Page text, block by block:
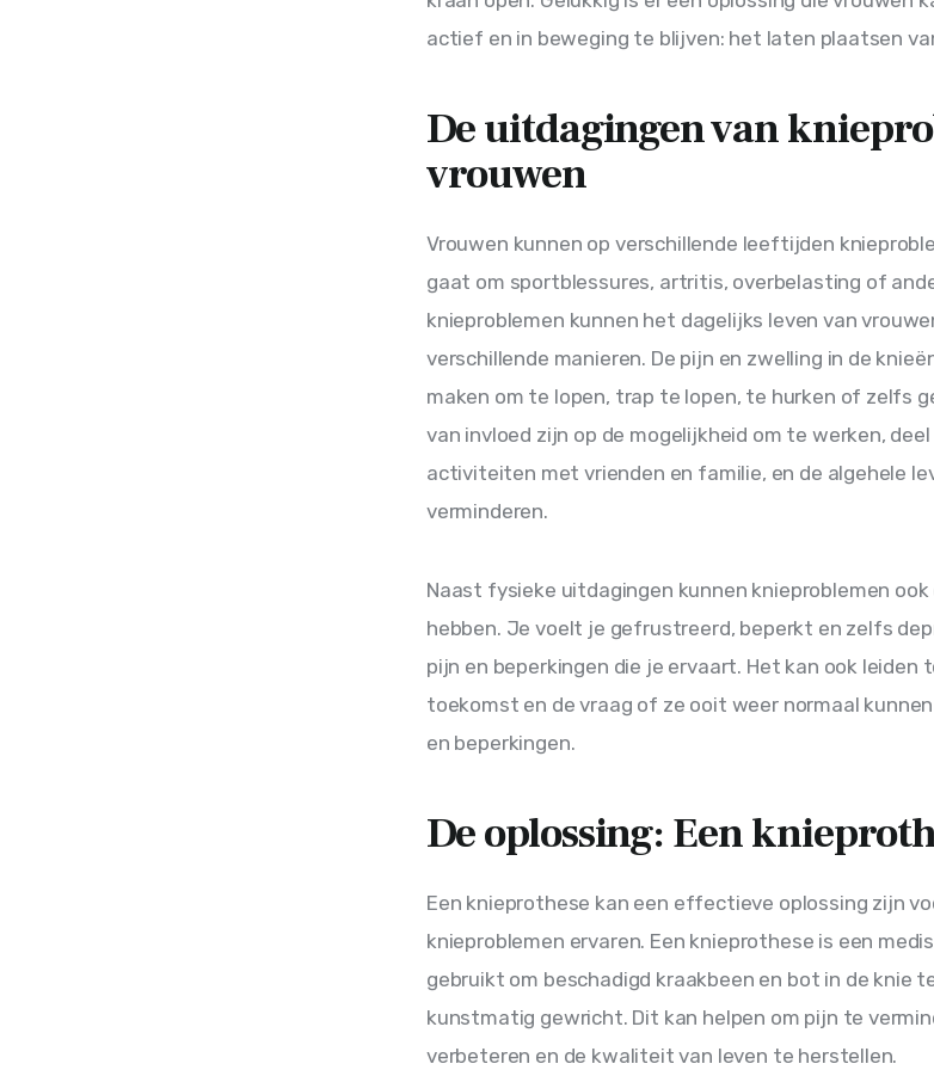
actief en in beweging te blijven: het laten plaatsen
De uitdagingen van
vrouwen
Vrouwen kunnen op verschillende leeftijden
gaat om sportblessures, artritis, overbelasting of
knieproblemen kunnen het dagelijks leven van
verschillende manieren. De pijn en zwelling in de
maken om te lopen, trap te lopen, te hurken of zelfs
van invloed zijn op de mogelijkheid om te werken,
activiteiten met vrienden en familie, en de algehele
verminderen.
Naast fysieke uitdagingen kunnen knieproblemen
hebben. Je voelt je gefrustreerd, beperkt en zelfs
pijn en beperkingen die je ervaart. Het kan ook leiden
toekomst en de vraag of ze ooit weer normaal
en beperkingen.
De oplossing: Een
Een knieprothese kan een effectieve oplossing zijn
knieproblemen ervaren. Een knieprothese is een
gebruikt om beschadigd kraakbeen en bot in de knie
kunstmatig gewricht. Dit kan helpen om pijn te
verbeteren en de kwaliteit van leven te herstellen.